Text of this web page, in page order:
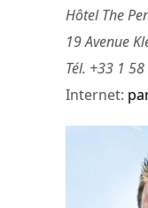
Hôtel The
19 Avenue
Tél. +33 1
Internet: